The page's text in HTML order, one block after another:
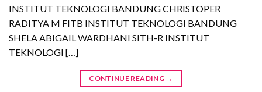
INSTITUT TEKNOLOGI BANDUNG CHRISTOPER
RADITYA M FITB INSTITUT TEKNOLOGI BANDUNG
SHELA ABIGAIL WARDHANI SITH-R INSTITUT
TEKNOLOGI […]
CONTINUE READING →